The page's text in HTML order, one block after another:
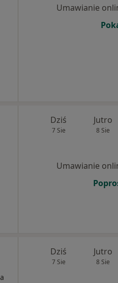
Umawianie
Dziś
7 Sie
Jutro
8 Sie
Umawianie
Dziś
7 Sie
Jutro
8 Sie